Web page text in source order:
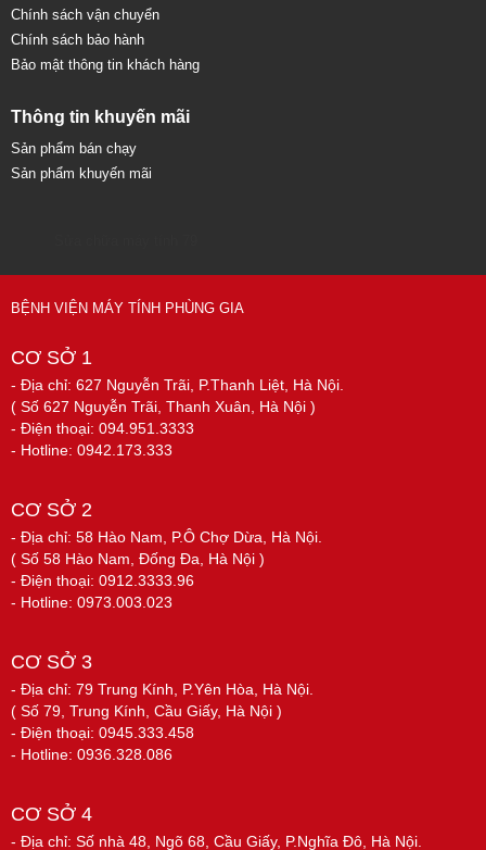
Chính sách vận chuyển
Chính sách bảo hành
Bảo mật thông tin khách hàng
Thông tin khuyến mãi
Sản phẩm bán chạy
Sản phẩm khuyến mãi
BỆNH VIỆN MÁY TÍNH PHÙNG GIA
CƠ SỞ 1
- Địa chỉ: 627 Nguyễn Trãi, P.Thanh Liệt, Hà Nội.
( Số 627 Nguyễn Trãi, Thanh Xuân, Hà Nội )
- Điện thoại: 094.951.3333
- Hotline: 0942.173.333
CƠ SỞ 2
- Địa chỉ: 58 Hào Nam, P.Ô Chợ Dừa, Hà Nội.
( Số 58 Hào Nam, Đống Đa, Hà Nội )
- Điện thoại: 0912.3333.96
- Hotline: 0973.003.023
CƠ SỞ 3
- Địa chỉ: 79 Trung Kính, P.Yên Hòa, Hà Nội.
( Số 79, Trung Kính, Cầu Giấy, Hà Nội )
- Điện thoại: 0945.333.458
- Hotline: 0936.328.086
CƠ SỞ 4
- Địa chỉ: Số nhà 48, Ngõ 68, Cầu Giấy, P.Nghĩa Đô, Hà Nội.